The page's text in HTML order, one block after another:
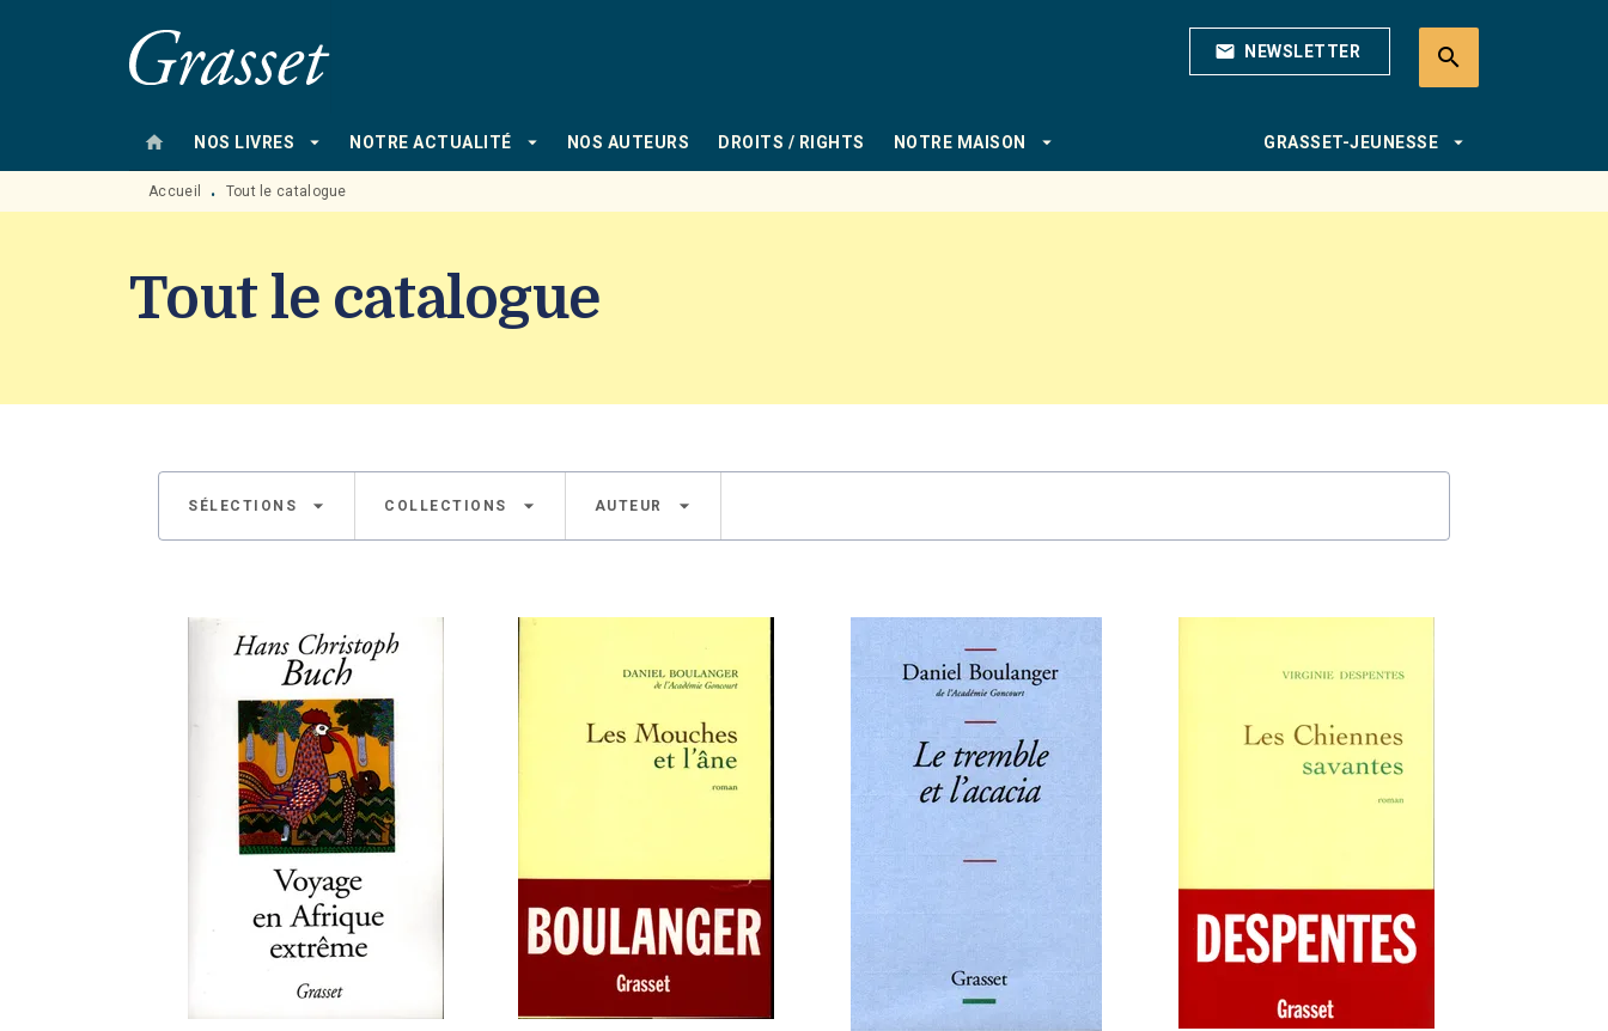
MENU RECHERCHE mail NEWSLETTER search
home NOS LIVRES arrow_drop_down NOTRE ACTUALITÉ arrow_drop_down NOS AUTEURS DROITS / RIGHTS NOTRE MAISON arrow_drop_down GRASSET-JEUNESSE arrow_drop_down
Accueil • Tout le catalogue
Tout le catalogue
SÉLECTIONS arrow_drop_down COLLECTIONS arrow_drop_down AUTEUR arrow_drop_down